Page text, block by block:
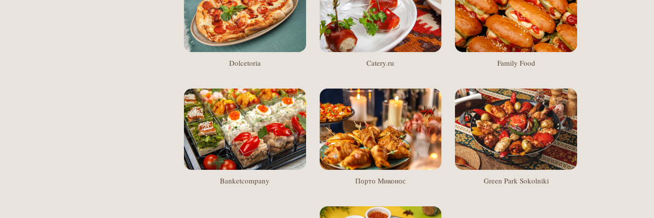
Dolcetoria Catery.ru Family Food
Порто Миконос Green Park Sokolniki
Banketcompany